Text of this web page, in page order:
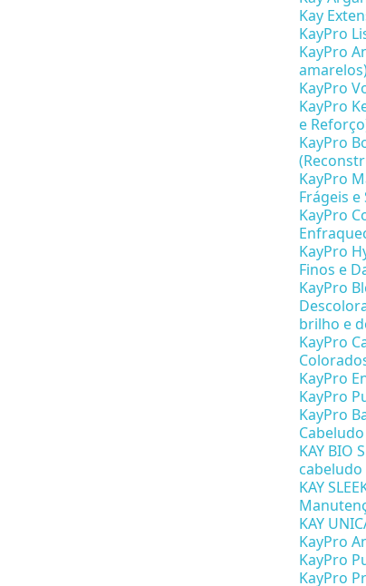
Kay
KayPro
KayPro
KayPro
KayPro
e
KayPro
KayPro
Frágeis
KayPro
KayPro
Finos e
KayPro
brilho e
KayPro
KayPro
KayPro
KayPro
KAY BIO
cabeludo
KAY
KAY
KayPro
KayPro
KayPro